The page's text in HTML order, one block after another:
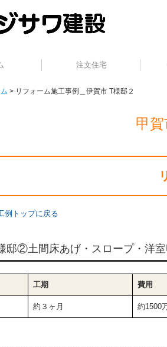
注文住宅
リフォーム施工事例＿伊賀市 T様邸２
甲
例トップに戻る
邸②土間床あげ・スロープ・洋
工期 費用
約３ヶ月 約1500